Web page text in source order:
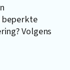
beperkte
Volgens